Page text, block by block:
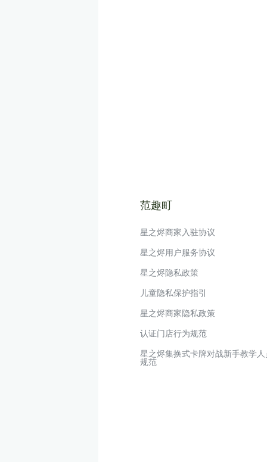
范趣町
星之烬商家入驻协议
星之烬用户服务协议
星之烬隐私政策
儿童隐私保护指引
星之烬商家隐私政策
认证门店行为规范
星之烬集换式卡牌对战新手教学
规范